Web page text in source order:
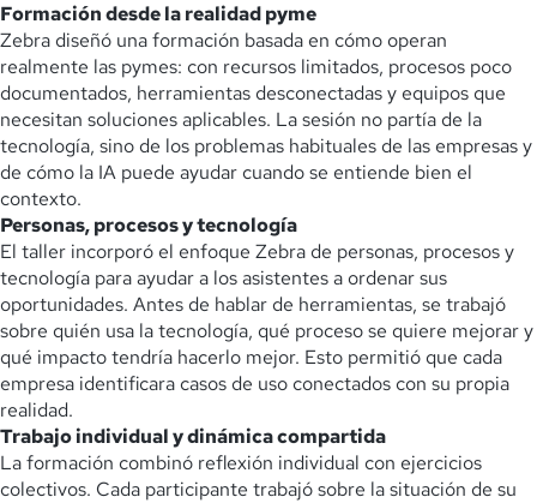
Formación desde la realidad pyme
Zebra diseñó una formación basada en cómo operan
realmente las pymes: con recursos limitados, procesos poco
documentados, herramientas desconectadas y equipos que
necesitan soluciones aplicables. La sesión no partía de la
tecnología, sino de los problemas habituales de las empresas y
de cómo la IA puede ayudar cuando se entiende bien el
contexto.
Personas, procesos y tecnología
El taller incorporó el enfoque Zebra de personas, procesos y
tecnología para ayudar a los asistentes a ordenar sus
oportunidades. Antes de hablar de herramientas, se trabajó
sobre quién usa la tecnología, qué proceso se quiere mejorar y
qué impacto tendría hacerlo mejor. Esto permitió que cada
empresa identificara casos de uso conectados con su propia
realidad.
Trabajo individual y dinámica compartida
La formación combinó reflexión individual con ejercicios
colectivos. Cada participante trabajó sobre la situación de su